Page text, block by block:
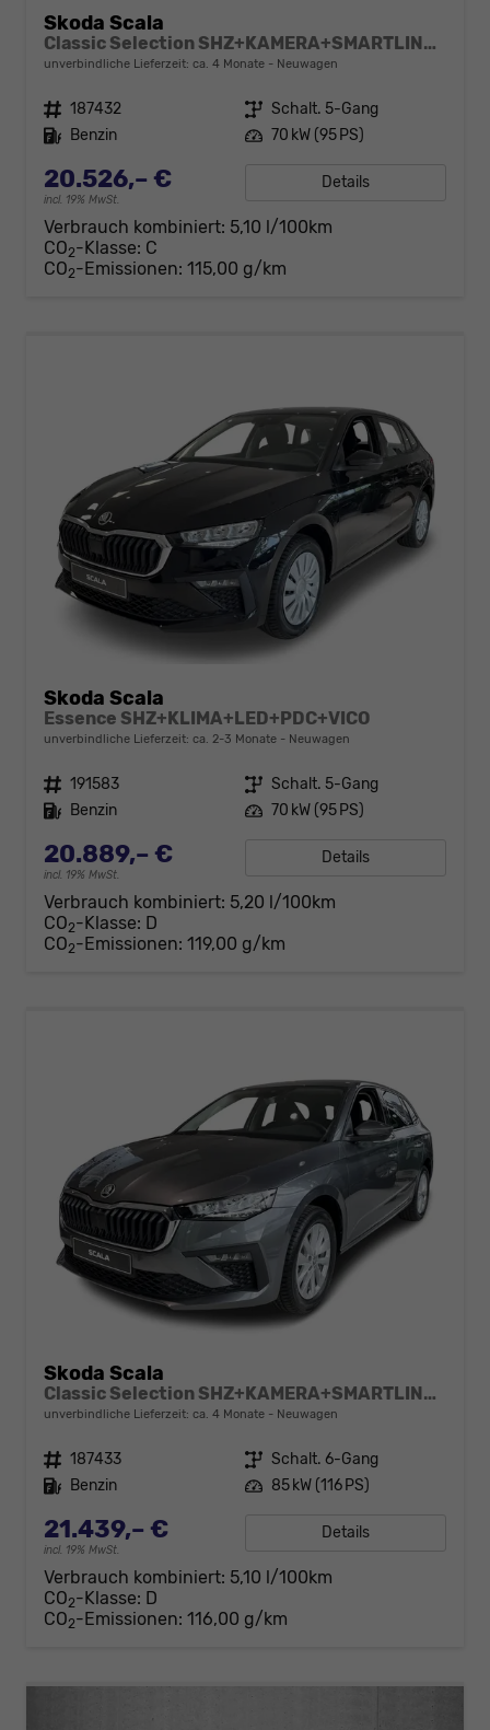
Skoda Scala
Classic Selection SHZ+KAMERA+SMARTLINK+LED+16" ALU
unverbindliche Lieferzeit: ca. 4 Monate Neuwagen
Fahrzeugnr. 187432 Getriebe Schalt. 5-Gang
Kraftstoff Benzin Leistung 70 kW (95 PS)
20.526,– €
incl. 19% MwSt.
Details
Verbrauch kombiniert: 5,10 l/100km
CO2-Klasse: C
CO2-Emissionen: 115,00 g/km
Skoda Scala
Essence SHZ+KLIMA+LED+PDC+VICO
unverbindliche Lieferzeit: ca. 2-3 Monate Neuwagen
Fahrzeugnr. 191583 Getriebe Schalt. 5-Gang
Kraftstoff Benzin Leistung 70 kW (95 PS)
20.889,– €
incl. 19% MwSt.
Details
Verbrauch kombiniert: 5,20 l/100km
CO2-Klasse: D
CO2-Emissionen: 119,00 g/km
Skoda Scala
Classic Selection SHZ+KAMERA+SMARTLINK+LED+16" ALU
unverbindliche Lieferzeit: ca. 4 Monate Neuwagen
Fahrzeugnr. 187433 Getriebe Schalt. 6-Gang
Kraftstoff Benzin Leistung 85 kW (116 PS)
21.439,– €
incl. 19% MwSt.
Details
Verbrauch kombiniert: 5,10 l/100km
CO2-Klasse: D
CO2-Emissionen: 116,00 g/km